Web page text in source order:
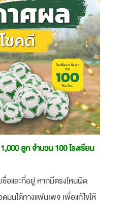
ลูก จำนวน 100 โรงเรียน
อและที่อยู่ หากมีตรงไหนผิด
มินได้ทางแฟนเพจ เพื่อแก้ไขให้